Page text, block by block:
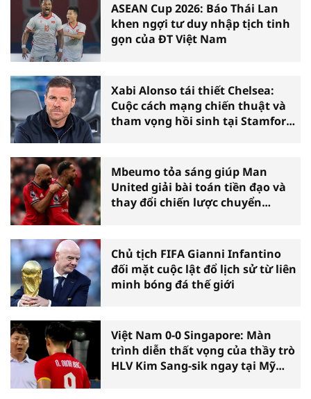
ASEAN Cup 2026: Báo Thái Lan
khen ngợi tư duy nhập tịch tinh
gọn của ĐT Việt Nam
Xabi Alonso tái thiết Chelsea:
Cuộc cách mạng chiến thuật và
tham vọng hồi sinh tại Stamford
Mbeumo tỏa sáng giúp Man
United giải bài toán tiền đạo và
thay đổi chiến lược chuyển
Chủ tịch FIFA Gianni Infantino
đối mặt cuộc lật đổ lịch sử từ liên
minh bóng đá thế giới
Việt Nam 0-0 Singapore: Màn
trình diễn thất vọng của thầy trò
HLV Kim Sang-sik ngay tại Mỹ